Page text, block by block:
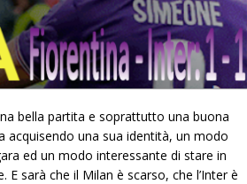
bella partita e soprattutto una buona
acquisendo una sua identità, un modo
ed un modo interessante di stare in
sarà che il Milan è scarso, che l’Inter è